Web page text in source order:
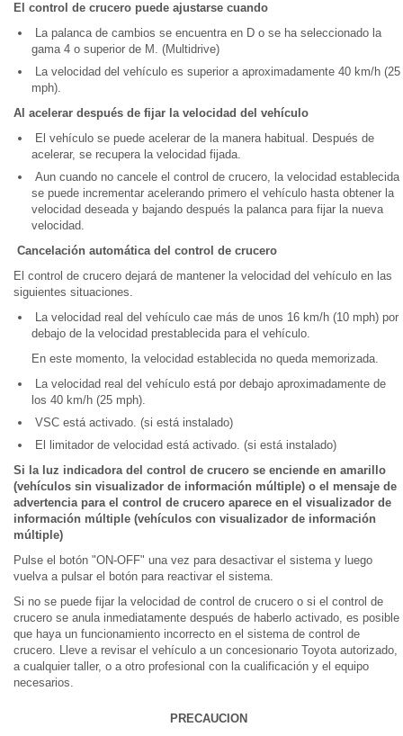
El control de crucero puede ajustarse cuando
La palanca de cambios se encuentra en D o se ha seleccionado la
gama 4 o superior de M. (Multidrive)
La velocidad del vehículo es superior a aproximadamente 40 km/h (25
mph).
Al acelerar después de fijar la velocidad del vehículo
El vehículo se puede acelerar de la manera habitual. Después de
acelerar, se recupera la velocidad fijada.
Aun cuando no cancele el control de crucero, la velocidad establecida
se puede incrementar acelerando primero el vehículo hasta obtener la
velocidad deseada y bajando después la palanca para fijar la nueva
velocidad.
Cancelación automática del control de crucero
El control de crucero dejará de mantener la velocidad del vehículo en las
siguientes situaciones.
La velocidad real del vehículo cae más de unos 16 km/h (10 mph) por
debajo de la velocidad prestablecida para el vehículo.
En este momento, la velocidad establecida no queda memorizada.
La velocidad real del vehículo está por debajo aproximadamente de
los 40 km/h (25 mph).
VSC está activado. (si está instalado)
El limitador de velocidad está activado. (si está instalado)
Si la luz indicadora del control de crucero se enciende en amarillo
(vehículos sin visualizador de información múltiple) o el mensaje de
advertencia para el control de crucero aparece en el visualizador de
información múltiple (vehículos con visualizador de información
múltiple)
Pulse el botón "ON-OFF" una vez para desactivar el sistema y luego
vuelva a pulsar el botón para reactivar el sistema.
Si no se puede fijar la velocidad de control de crucero o si el control de
crucero se anula inmediatamente después de haberlo activado, es posible
que haya un funcionamiento incorrecto en el sistema de control de
crucero. Lleve a revisar el vehículo a un concesionario Toyota autorizado,
a cualquier taller, o a otro profesional con la cualificación y el equipo
necesarios.
PRECAUCION